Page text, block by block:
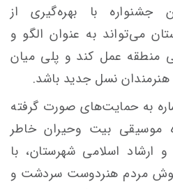
با بهره‌گیری از
می‌تواند به عنوان الگو و
منطقه عمل کند و پلی میان
نسل جدید باشد.
به حمایت‌های صورت گرفته
موسیقی بیت وحیران خاطر
ارشاد اسلامی شهرستان، با
مردم هنردوست سردشت و